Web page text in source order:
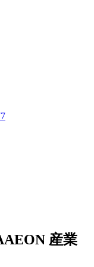
産業